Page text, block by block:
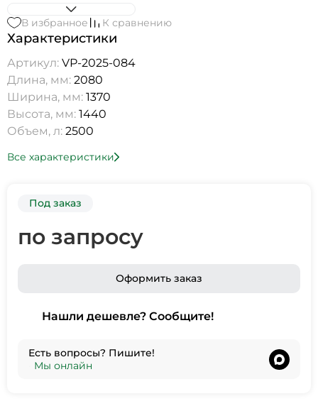
В избранное К сравнению
Характеристики
Артикул: VP-2025-084
Длина, мм: 2080
Ширина, мм: 1370
Высота, мм: 1440
Объем, л: 2500
Все характеристики
Под заказ
по запросу
Оформить заказ
Нашли дешевле? Сообщите!
Есть вопросы? Пишите!
Мы онлайн